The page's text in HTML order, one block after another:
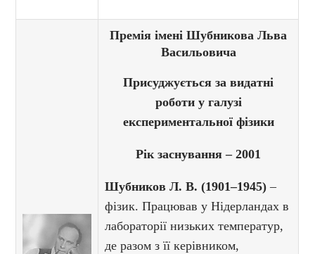
Премія імені Шубникова Льва
Васильовича
Присуджується за видатні
роботи у галузі
експериментальної фізики
Рік заснування – 2001
Шубников Л. В. (1901–1945) –
фізик. Працював у Нідерландах в
лабораторії низьких температур,
де разом з її керівником,